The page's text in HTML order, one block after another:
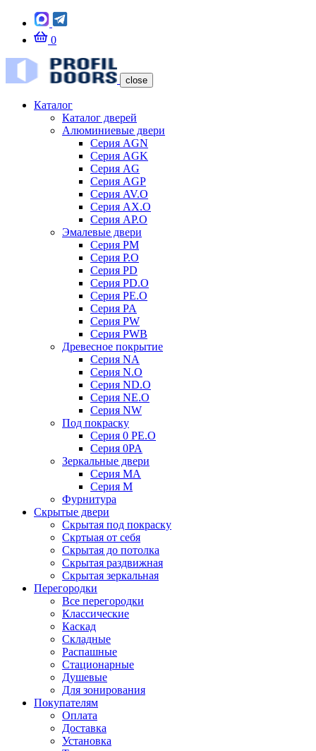
0
close
Каталог
Каталог дверей
Алюминиевые двери
Серия AGN
Серия AGK
Серия AG
Серия AGP
Серия AV.O
Серия AX.O
Серия AP.O
Эмалевые двери
Серия PM
Серия P.O
Серия PD
Серия PD.O
Серия PE.O
Серия PA
Серия PW
Серия PWB
Древесное покрытие
Серия NA
Серия N.O
Серия ND.O
Серия NE.O
Серия NW
Под покраску
Серия 0 PE.O
Серия 0PA
Зеркальные двери
Серия MA
Серия M
Фурнитура
Скрытые двери
Скрытая под покраску
Скртыая от себя
Скрытая до потолка
Скрытая раздвижная
Скрытая зеркальная
Перегородки
Все перегородки
Классические
Каскад
Складные
Распашные
Стационарные
Душевые
Для зонирования
Покупателям
Оплата
Доставка
Установка